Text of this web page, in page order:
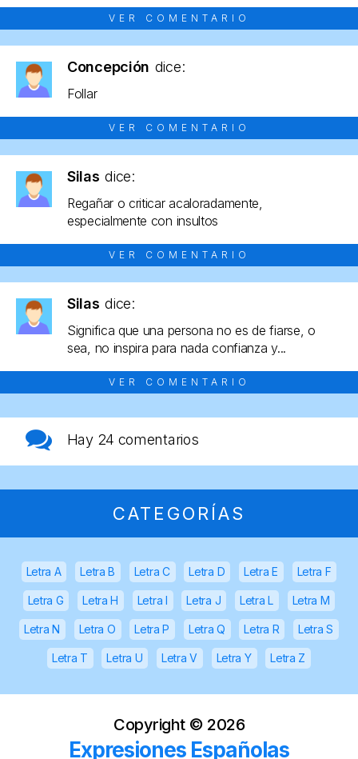
VER COMENTARIO
Concepción dice:
Follar
VER COMENTARIO
Silas dice:
Regañar o criticar acaloradamente,
especialmente con insultos
VER COMENTARIO
Silas dice:
Significa que una persona no es de fiarse, o
sea, no inspira para nada confianza y...
VER COMENTARIO
Hay 24 comentarios
CATEGORÍAS
Letra A Letra B Letra C Letra D Letra E Letra F
Letra G Letra H Letra I Letra J Letra L Letra M
Letra N Letra O Letra P Letra Q Letra R Letra S
Letra T Letra U Letra V Letra Y Letra Z
Copyright © 2026
Expresiones Españolas